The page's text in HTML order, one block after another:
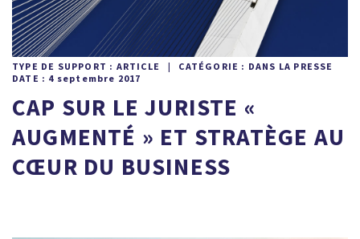
TYPE DE SUPPORT : ARTICLE | CATÉGORIE : DANS LA PRESSE
DATE : 4 septembre 2017
CAP SUR LE JURISTE «
AUGMENTÉ » ET STRATÈGE AU
CŒUR DU BUSINESS